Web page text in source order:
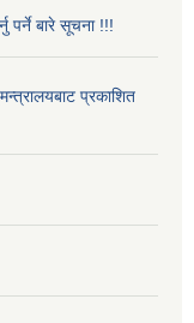
पर्ने बारे सूचना !!!
प्रकाशित